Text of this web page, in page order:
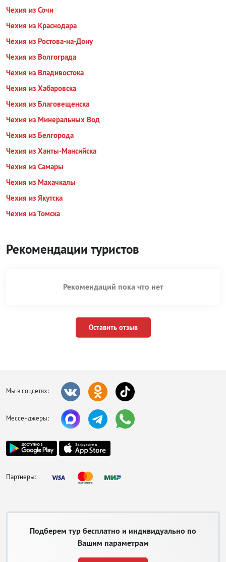
Чехия из Сочи
Чехия из Краснодара
Чехия из Ростова-на-Дону
Чехия из Волгограда
Чехия из Владивостока
Чехия из Хабаровска
Чехия из Благовещенска
Чехия из Минеральных Вод
Чехия из Белгорода
Чехия из Ханты-Мансийска
Чехия из Самары
Чехия из Махачкалы
Чехия из Якутска
Чехия из Томска
Рекомендации туристов
Рекомендаций пока что нет
Оставить отзыв
Мы в соцсетях:
Мессенджеры:
Партнеры:
Подберем тур бесплатно и индивидуально по
Вашим параметрам